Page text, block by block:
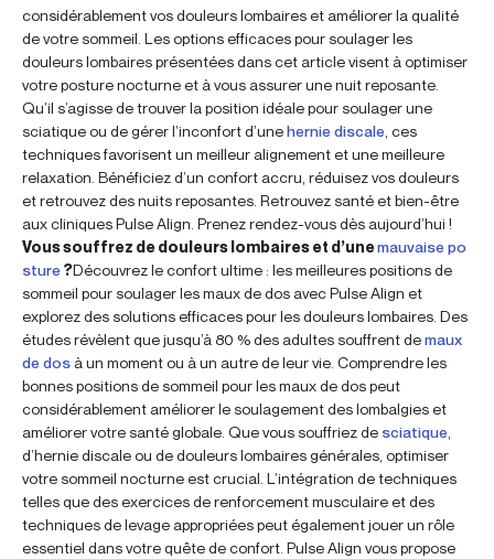
considérablement vos douleurs lombaires et améliorer la qualité
de votre sommeil. Les options efficaces pour soulager les
douleurs lombaires présentées dans cet article visent à optimiser
votre posture nocturne et à vous assurer une nuit reposante.
Qu’il s’agisse de trouver la position idéale pour soulager une
sciatique ou de gérer l’inconfort d’unehernie discale , ces
techniques favorisent un meilleur alignement et une meilleure
relaxation. Bénéficiez d’un confort accru, réduisez vos douleurs
et retrouvez des nuits reposantes. Retrouvez santé et bien-être
aux cliniques Pulse Align. Prenez rendez-vous dès aujourd’hui !
Vous souffrez de douleurs lombaires et d’unemauvaise po
sture ?Découvrez le confort ultime : les meilleures positions de
sommeil pour soulager les maux de dos avec Pulse Align et
explorez des solutions efficaces pour les douleurs lombaires. Des
études révèlent que jusqu’à 80 % des adultes souffrent demaux
de dos à un moment ou à un autre de leur vie. Comprendre les
bonnes positions de sommeil pour les maux de dos peut
considérablement améliorer le soulagement des lombalgies et
améliorer votre santé globale. Que vous souffriez de sciatique
d’hernie discale ou de douleurs lombaires générales, optimiser
votre sommeil nocturne est crucial. L’intégration de techniques
telles que des exercices de renforcement musculaire et des
techniques de levage appropriées peut également jouer un rôle
essentiel dans votre quête de confort. Pulse Align vous propose